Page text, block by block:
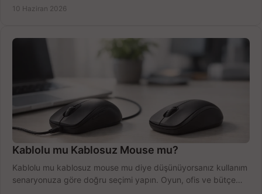
10 Haziran 2026
Kablolu mu Kablosuz Mouse mu?
Kablolu mu kablosuz mouse mu diye düşünüyorsanız kullanım
senaryonuza göre doğru seçimi yapın. Oyun, ofis ve bütçe